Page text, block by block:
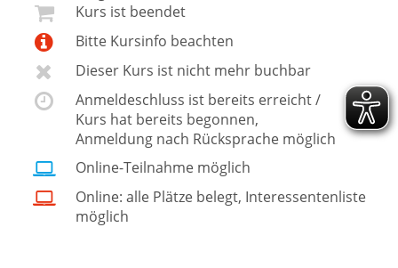
Kurs ist beendet
Bitte Kursinfo beachten
Dieser Kurs ist nicht mehr buchbar
Anmeldeschluss ist bereits erreicht /
Kurs hat bereits begonnen,
Anmeldung nach Rücksprache möglich
Online-Teilnahme möglich
Online: alle Plätze belegt, Interessentenliste
möglich